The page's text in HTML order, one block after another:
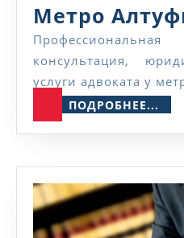
Метро
Профессиональная юридическая
консультация,
услуги адвоката у
ПОДРОБНЕЕ...